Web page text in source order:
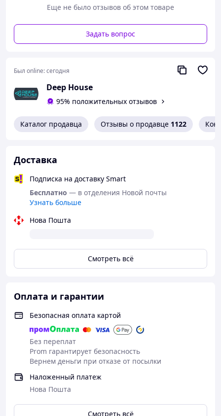
40-25 см
РЕКОМЕНДАЦИЯ КАК ВЫБРАТЬ РАЗМЕР!
используя лист бумаги, линейку, ручку.
Прибавьте к полученной цифре примерно
0.5 см, и выберите подходящий размер из
размерной сетки!!
ВИДЕО ИНСТРУКЦЫЯ КАК ПОДОБРАТЬ
Еще не было отзывов об этом товаре
Задать вопрос
Был online:сегодня
Deep House
95% положительных отзывов
Каталог продавца Отзывы о продавце 1122
Доставка
Подписка на доставку Smart
Бесплатно — в отделения Новой почты
Узнать больше
Нова Пошта
Смотреть всё
Оплата и гарантии
Безопасная оплата картой
Без переплат
Prom гарантирует безопасность
Вернем деньги при отказе от посылки
Наложенный платеж
Нова Пошта
Смотреть всё